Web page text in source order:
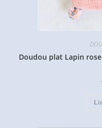
Doudou plat Lapin